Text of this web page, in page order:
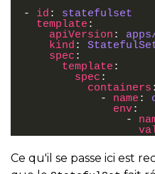
-
id :
statefulset
template :
apiVersion :
kind :
spec :
template :
spec :
containers :
-
name :
env:
-
Ce qu'il se passe ici est